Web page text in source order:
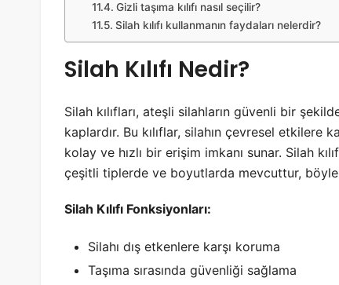
Gizli taşıma kılıfı nasıl seçilir?
Silah kılıfı kullanmanın faydaları nelerdir?
Silah Kılıfı Nedir?
Silah kılıfları, ateşli silahların güvenli bir
kaplardır. Bu kılıflar, silahın çevresel etkilere
kolay ve hızlı bir erişim imkanı sunar. Silah
çeşitli tiplerde ve boyutlarda mevcuttur,
Silah Kılıfı Fonksiyonları:
Silahı dış etkenlere karşı koruma
Taşıma sırasında güvenliği sağlama